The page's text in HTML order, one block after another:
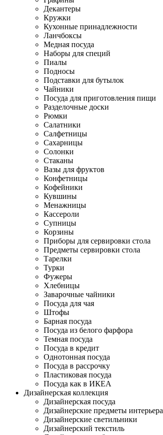
Декантеры
Кружки
Кухонные принадлежности
Ланчбоксы
Медная посуда
Наборы для специй
Пиалы
Подносы
Подставки для бутылок
Чайники
Посуда для приготовления пищи
Разделочные доски
Рюмки
Салатники
Салфетницы
Сахарницы
Солонки
Стаканы
Вазы для фруктов
Конфетницы
Кофейники
Кувшины
Менажницы
Кассероли
Супницы
Корзины
Приборы для сервировки стола
Предметы сервировки стола
Тарелки
Турки
Фужеры
Хлебницы
Заварочные чайники
Посуда для чая
Штофы
Барная посуда
Посуда из белого фарфора
Темная посуда
Посуда в кредит
Однотонная посуда
Посуда в рассрочку
Пластиковая посуда
Посуда как в ИКЕА
Дизайнерская коллекция
Дизайнерская посуда
Дизайнерские предметы интерьера
Дизайнерские светильники
Дизайнерский текстиль